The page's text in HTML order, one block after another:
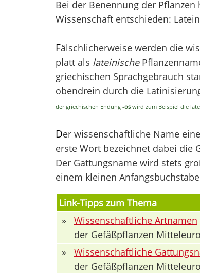
Bei der Benennung der
Wissenschaft entschieden:
Fälschlicherweise werden die
platt als lateinische
griechischen Sprachgebrauch
obendrein durch die
der griechischen Endung -oswird zum Beispiel die
Der wissenschaftliche Name
erste Wort bezeichnet dabei die
Der Gattungsname wird stets
einem kleinen
Link-Tipps zum Thema
»
Wissenschaftliche Artnamen
der Gefäßpflanzen
»
Wissenschaftliche
der Gefäßpflanzen